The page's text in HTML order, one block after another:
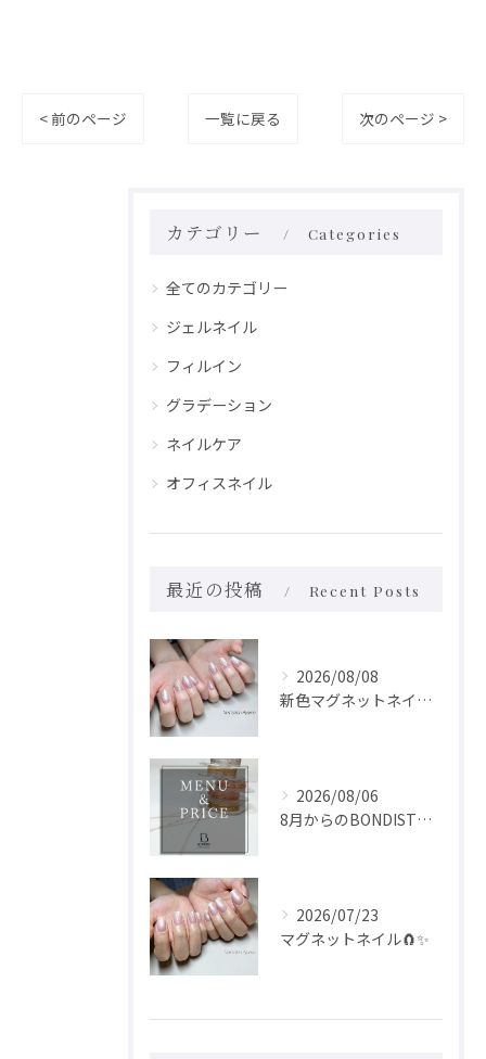
< 前のページ 一覧に戻る 次のページ >
カテゴリー Categories
全てのカテゴリー
ジェルネイル
フィルイン
グラデーション
ネイルケア
オフィスネイル
最近の投稿 Recent Posts
2026/08/08
新色マグネットネイル🧲✨
2026/08/06
8月からのBONDISTの価格をお知らせいたします！
2026/07/23
マグネットネイル🧲✨